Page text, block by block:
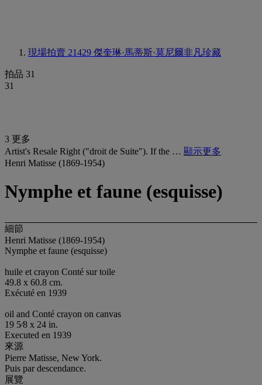
現場拍賣 21429 傑奎琳·馬蒂斯·莫尼爾非凡珍藏
拍品 31
31
3 更多
Artist's Resale Right ("droit de Suite"). If the … 顯示更多
Henri Matisse (1869-1954)
Nymphe et faune (esquisse)
細節
Henri Matisse (1869-1954)
Nymphe et faune (esquisse)
huile et crayon Conté sur toile
49.8 x 60.8 cm.
Exécuté en 1939
oil and Conté crayon on canvas
19 5⁄8 x 24 in.
Executed en 1939
來源
Pierre Matisse, New York.
Puis par descendance.
展覽